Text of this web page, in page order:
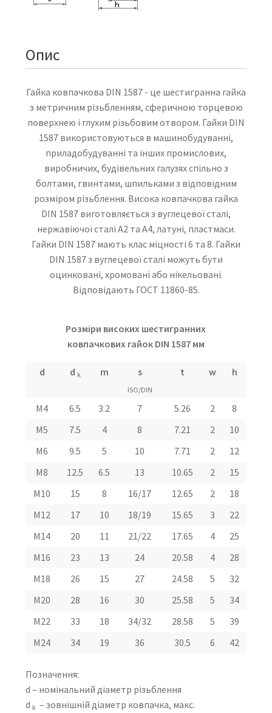
Опис
Гайка ковпачкова DIN 1587 - це шестигранна гайка
з метричним різьбленням, сферичною торцевою
поверхнею і глухим різьбовим отвором. Гайки DIN
1587 використовуються в машинобудуванні,
приладобудуванні та інших промислових,
виробничих, будівельних галузях спільно з
болтами, гвинтами, шпильками з відповідним
розміром різьблення. Висока ковпачкова гайка
DIN 1587 виготовляється з вуглецевої сталі,
нержавіючої сталі А2 та А4, латуні, пластмаси.
Гайки DIN 1587 мають клас міцності 6 та 8. Гайки
DIN 1587 з вуглецевої сталі можуть бути
оцинковані, хромовані або нікельовані.
Відповідають ГОСТ 11860-85.
Розміри високих шестигранних
ковпачкових гайок DIN 1587 мм
d d k m s
ISO/DIN
t w h
M4 6.5 3.2 7 5.26 2
8
M5
7.5 4 8 7.21 2
10
M6
9.5 5 10 7.71 2
12
M8
12.5 6.5 13 10.65 2
15
M10
15 8 16/17 12.65 2
18
M12
17 10 18/19 15.65 3
22
M14
20 11 21/22 17.65 4
25
М16
23 13 24 20.58 4
28
М18
26 15 27 24.58 5
32
М20
28 16 30 25.58 5
34
М22
33 18 34/32 28.58 5
39
М24
34 19 36 30.5 6 42
Позначення:
d – номінальний діаметр різьблення
d k– зовнішній діаметр ковпачка, макс.